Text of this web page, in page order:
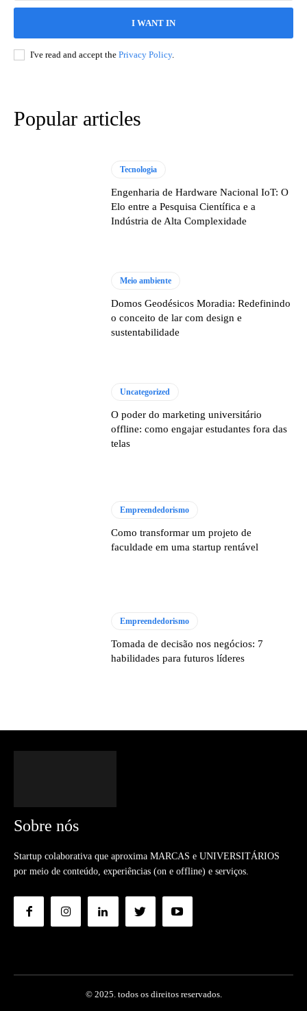
I WANT IN
I've read and accept the Privacy Policy.
Popular articles
Tecnologia
Engenharia de Hardware Nacional IoT: O
Elo entre a Pesquisa Científica e a
Indústria de Alta Complexidade
Meio ambiente
Domos Geodésicos Moradia: Redefinindo
o conceito de lar com design e
sustentabilidade
Uncategorized
O poder do marketing universitário
offline: como engajar estudantes fora das
telas
Empreendedorismo
Como transformar um projeto de
faculdade em uma startup rentável
Empreendedorismo
Tomada de decisão nos negócios: 7
habilidades para futuros líderes
Sobre nós
Startup colaborativa que aproxima MARCAS e UNIVERSITÁRIOS
por meio de conteúdo, experiências (on e offline) e serviços.
© 2025. todos os direitos reservados.